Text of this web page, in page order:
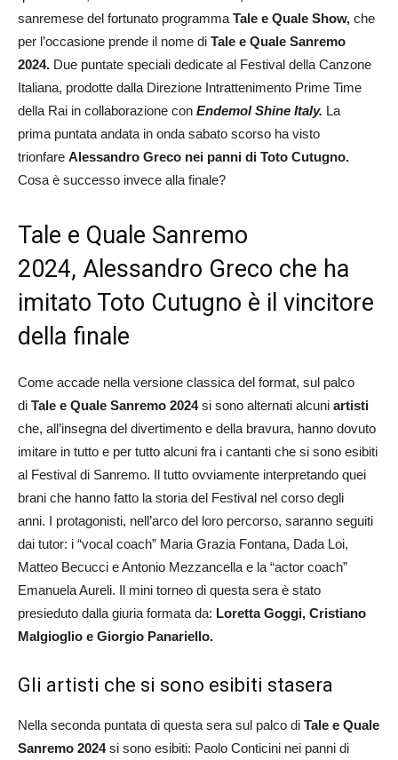
sanremese del fortunato programma Tale e Quale Show, che
per l’occasione prende il nome di Tale e Quale Sanremo
2024. Due puntate speciali dedicate al Festival della Canzone
Italiana, prodotte dalla Direzione Intrattenimento Prime Time
della Rai in collaborazione con Endemol Shine Italy. La
prima puntata andata in onda sabato scorso ha visto
trionfare Alessandro Greco nei panni di Toto Cutugno.
Cosa è successo invece alla finale?
Tale e Quale Sanremo
2024, Alessandro Greco che ha
imitato Toto Cutugno è il vincitore
della finale
Come accade nella versione classica del format, sul palco
di Tale e Quale Sanremo 2024si sono alternati alcuni artisti
che, all’insegna del divertimento e della bravura, hanno dovuto
imitare in tutto e per tutto alcuni fra i cantanti che si sono esibiti
al Festival di Sanremo. Il tutto ovviamente interpretando quei
brani che hanno fatto la storia del Festival nel corso degli
anni. I protagonisti, nell’arco del loro percorso, saranno seguiti
dai tutor: i “vocal coach” Maria Grazia Fontana, Dada Loi,
Matteo Becucci e Antonio Mezzancella e la “actor coach”
Emanuela Aureli. Il mini torneo di questa sera è stato
presieduto dalla giuria formata da: Loretta Goggi, Cristiano
Malgioglio e Giorgio Panariello.
Gli artisti che si sono esibiti stasera
Nella seconda puntata di questa sera sul palco di Tale e Quale
Sanremo 2024si sono esibiti: Paolo Conticini nei panni di